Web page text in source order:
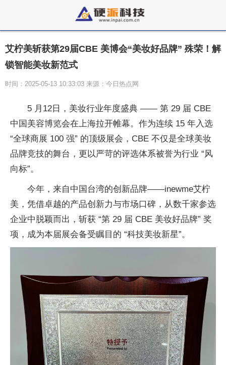
​艾柠美斩获第29届CBE 美博会“美妆好品牌” 殊荣！解
锁智能美妆新范式
时间：2025-05-13 10:33:03 来源：今日热点网
5 月12日，美妆行业年度盛典 —— 第 29 届 CBE
中国美容博览会在上海拉开帷幕。作为连续 15 年入选
“全球商展 100 强” 的顶级展会，CBE 不仅是全球美妆
品牌竞技的舞台，更以严苛的评选体系被誉为行业 “风
向标”。
今年，来自中国 台湾的创新品牌——inewme艾柠
美，凭借卓越的产品创新力与市场口碑，从数千家参选
企业中脱颖而出，斩获 “第 29 届 CBE 美妆好品牌” 奖
项，成为本届展会备受瞩目的 “科技美妆新星”。